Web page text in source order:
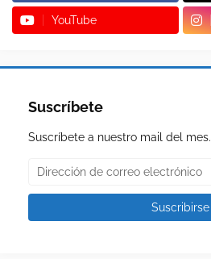
YouTube
Suscríbete
Suscríbete a nuestro mail del mes.